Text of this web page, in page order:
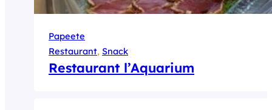
Papeete
Restaurant, Snack
Restaurant l’Aquarium